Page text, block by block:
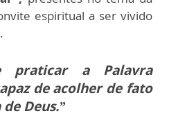
espiritual a ser vivido
praticar a Palavra
de acolher de fato
Deus.”